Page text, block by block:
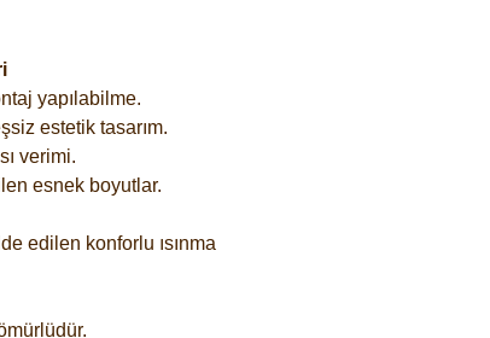
yapılabilme.
estetik tasarım.
verimi.
esnek boyutlar.
edilen konforlu ısınma